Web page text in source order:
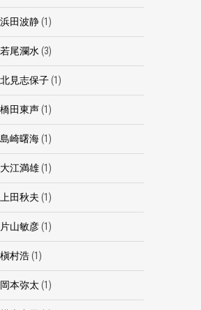
浜田波静(1)
若尾瀾水 (3)
北見志保子(1)
橋田東声(1)
島崎曙海(1)
大江満雄(1)
上田秋夫 (1)
片山敏彦(1)
槇村浩(1)
岡本弥太 (1)